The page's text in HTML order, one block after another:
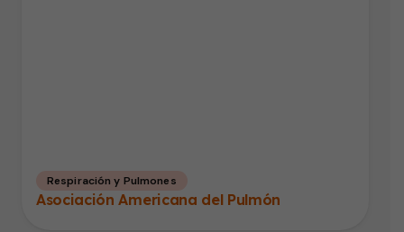
Respiración y Pulmones
Asociación Americana del Pulmón